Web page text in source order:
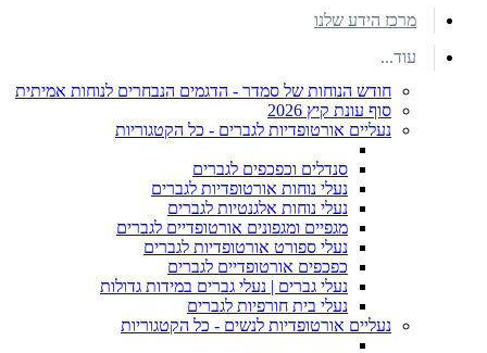
מרכז הידע שלנו
עוד...
חודש הנוחות של סמדר - הדגמים הנבחרים לנוחות אמיתית
סוף עונת קיץ 2026
נעליים אורטופדיות לגברים - כל הקטגוריות
סנדלים וכפכפים לגברים
נעלי נוחות אורטופדיות לגברים
נעלי נוחות אלגנטיות לגברים
מגפיים ומגפונים אורטופדיים לגברים
נעלי ספורט אורטופדיות לגברים
כפכפים אורטופדיים לגברים
נעלי גברים | נעלי גברים במידות גדולות
נעלי בית חורפיות לגברים
נעליים אורטופדיות לנשים - כל הקטגוריות